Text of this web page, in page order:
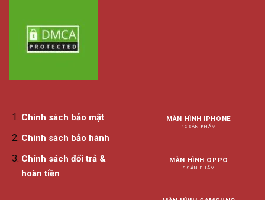
Chính sách bảo mật
Chính sách bảo hành
Chính sách đổi trả &
hoàn tiền
MÀN HÌNH IPHONE
42 SẢN PHẨM
MÀN HÌNH OPPO
8 SẢN PHẨM